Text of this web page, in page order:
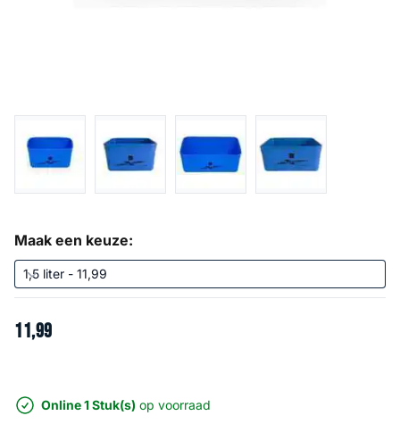
Maak een keuze:
11,99
Online 1 Stuk(s) op voorraad